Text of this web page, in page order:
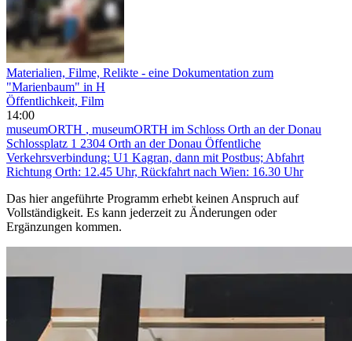
Materialien, Filme, Relikte - eine Dokumentation zum
"Marienbaum" in H
Öffentlichkeit, Film
14:00
museumORTH , museumORTH im Schloss Orth an der Donau
Schlossplatz 1 2304 Orth an der Donau Öffentliche
Verkehrsverbindung: U1 Kagran, dann mit Postbus; Abfahrt
Richtung Orth: 12.45 Uhr, Rückfahrt nach Wien: 16.30 Uhr
Das hier angeführte Programm erhebt keinen Anspruch auf
Vollständigkeit. Es kann jederzeit zu Änderungen oder
Ergänzungen kommen.